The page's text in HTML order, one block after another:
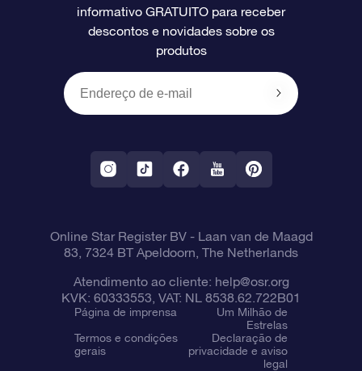
Avaliações
O cartão de presente da OSR
Presentes corporativos
Página estelar personalizada
Um Milhão de Estrelas
OSR Starsaver
Aplicativo RV Fly me to the stars
Informações de pagamento
Informações de envio
Política de devolução
Constelações
informativo GRATUITO para receber
descontos e novidades sobre os
produtos
Online Star Register BV- Laan van de Maagd
83, 7324 BT Apeldoorn, The Netherlands
Atendimento ao cliente: help@osr.org
KVK: 60333553, VAT: NL 8538.62.722B01
Página de imprensa
Um Milhão de
Estrelas
Termos e condições
gerais
Declaração de
privacidade e aviso
legal